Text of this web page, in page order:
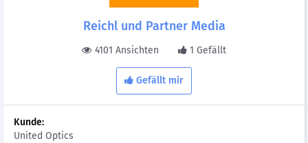
Reichl und Partner Media
4101 Ansichten 1 Gefällt
Gefällt mir
Kunde:
United Optics